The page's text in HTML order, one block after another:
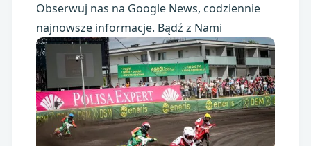
Obserwuj nas na Google News, codziennie
najnowsze informacje. Bądź z Nami